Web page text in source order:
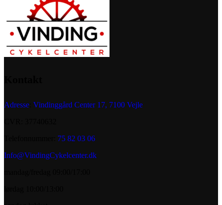
Adresse Vindinggård Center 17, 7100 Vejle
75 82 03 06
Info@VindingCykelcenter.dk